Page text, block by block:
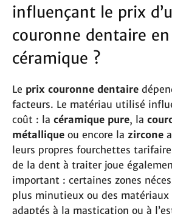
influençant le prix
couronne dentaire en
céramique ?
Le prix couronne dentaire
facteurs. Le matériau utilisé
coût : la céramique pure, la
métallique ou encore la zircone
leurs propres fourchettes
de la dent à traiter joue
important : certaines zones
plus minutieux ou des matériaux
adaptés à la mastication ou à